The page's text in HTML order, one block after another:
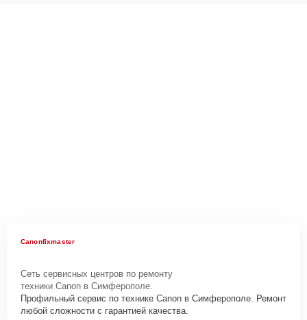
Canonfixmaster
Сеть сервисных центров по ремонту
техники Canon в Симферополе.
Профильный сервис по технике Canon в Симферополе. Ремонт
любой сложности с гарантией качества.